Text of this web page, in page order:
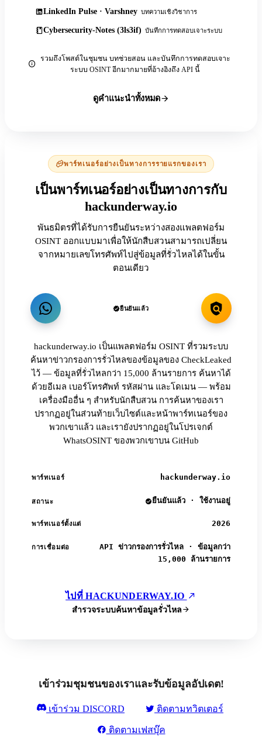
LinkedIn Pulse · Varshney บทความเชิงวิชาการ
Cybersecurity-Notes (3ls3if) บันทึกการทดสอบเจาะระบบ
รวมถึงโพสต์ในชุมชน บทช่วยสอน และบันทึกการทดสอบเจาะ
ระบบ OSINT อีกมากมายที่อ้างอิงถึง API นี้
ดูคำแนะนำทั้งหมด
พาร์ทเนอร์อย่างเป็นทางการรายแรกของเรา
เป็นพาร์ทเนอร์อย่างเป็นทางการกับ
hackunderway.io
พันธมิตรที่ได้รับการยืนยันระหว่างสองแพลตฟอร์ม
OSINT ออกแบบมาเพื่อให้นักสืบสวนสามารถเปลี่ยน
จากหมายเลขโทรศัพท์ไปสู่ข้อมูลที่รั่วไหลได้ในขั้น
ตอนเดียว
ยืนยันแล้ว
hackunderway.io เป็นแพลตฟอร์ม OSINT ที่รวมระบบ
ค้นหาข่าวกรองการรั่วไหลของข้อมูลของ CheckLeaked
ไว้ — ข้อมูลที่รั่วไหลกว่า 15,000 ล้านรายการ ค้นหาได้
ด้วยอีเมล เบอร์โทรศัพท์ รหัสผ่าน และโดเมน — พร้อม
เครื่องมืออื่น ๆ สำหรับนักสืบสวน การค้นหาของเรา
ปรากฏอยู่ในส่วนท้ายเว็บไซต์และหน้าพาร์ทเนอร์ของ
พวกเขาแล้ว และเรายังปรากฏอยู่ในโปรเจกต์
WhatsOSINT ของพวกเขาบน GitHub
พาร์ทเนอร์ hackunderway.io
สถานะ ยืนยันแล้ว · ใช้งานอยู่
พาร์ทเนอร์ตั้งแต่ 2026
การเชื่อมต่อ
API ข่าวกรองการรั่วไหล · ข้อมูลกว่า
15,000 ล้านรายการ
ไปที่ HACKUNDERWAY.IO
สำรวจระบบค้นหาข้อมูลรั่วไหล
เข้าร่วมชุมชนของเราและรับข้อมูลอัปเดต!
เข้าร่วม DISCORD ติดตามทวิตเตอร์
ติดตามเฟสบุ๊ค